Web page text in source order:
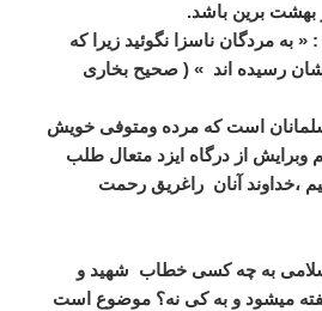
برین باشد.
به مردگان ناسزا نگوئید زیرا که
شان رسیده اند » ( صحیح بخاری
است که مرده ومتوفی خویش
وبرایش از درگاه ایزد متعال طلب
آنان راغریق رحمت
به چه کسی خطاب شهید و
میشود و به کی نه؟ موضوع است